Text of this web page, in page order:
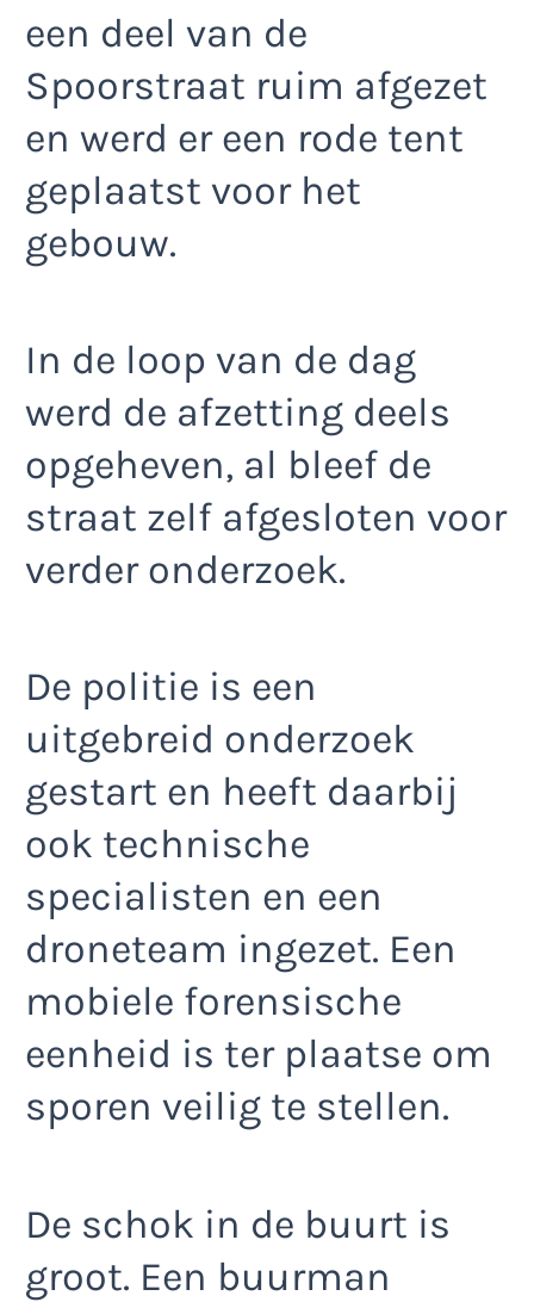
een deel van de
Spoorstraat ruim afgezet
en werd er een rode tent
geplaatst voor het
gebouw.
In de loop van de dag
werd de afzetting deels
opgeheven, al bleef de
straat zelf afgesloten voor
verder onderzoek.
De politie is een
uitgebreid onderzoek
gestart en heeft daarbij
ook technische
specialisten en een
droneteam ingezet. Een
mobiele forensische
eenheid is ter plaatse om
sporen veilig te stellen.
De schok in de buurt is
groot. Een buurman